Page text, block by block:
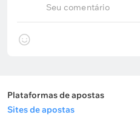
Seu comentário
Plataformas de apostas
Sites de apostas